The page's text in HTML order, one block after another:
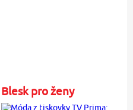
Blesk pro ženy